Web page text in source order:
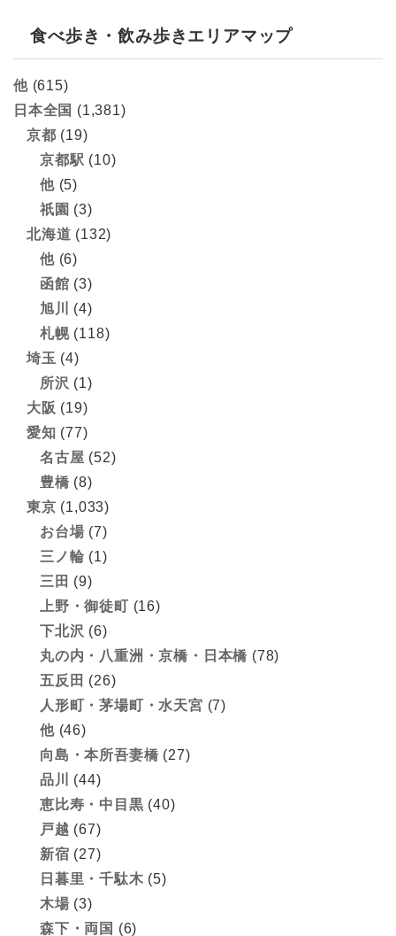
食べ歩き・飲み歩きエリアマップ
他(615)
日本全国 (1,381)
京都 (19)
京都駅 (10)
他(5)
祇園 (3)
北海道 (132)
他(6)
函館 (3)
旭川
(4)
札幌(118)
埼玉 (4)
所沢 (1)
大阪 (19)
愛知 (77)
名古屋 (52)
豊橋 (8)
東京 (1,033)
お台場 (7)
三ノ輪 (1)
三田 (9)
上野・御徒町 (16)
下北沢 (6)
丸の内・八重洲・京橋・日本橋 (78)
五反田 (26)
人形町・茅場町・水天宮 (7)
他(46)
向島・本所吾妻橋 (27)
品川
(44)
恵比寿・中目黒 (40)
戸越 (67)
新宿 (27)
日暮里・千駄木 (5)
木場 (3)
森下・両国 (6)